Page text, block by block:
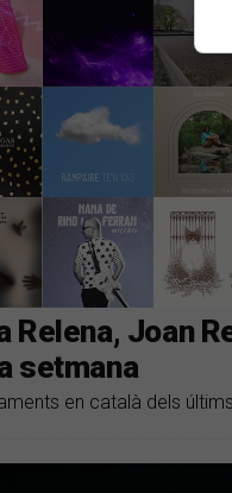
Relena, Joan
setmana
en català dels